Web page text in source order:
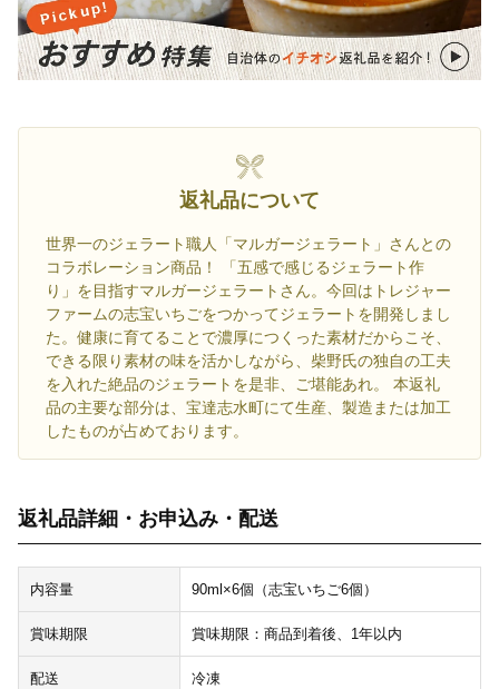
返礼品について
世界一のジェラート職人「マルガージェラート」さんとの
コラボレーション商品！ 「五感で感じるジェラート作
り」を目指すマルガージェラートさん。今回はトレジャー
ファームの志宝いちごをつかってジェラートを開発しまし
た。健康に育てることで濃厚につくった素材だからこそ、
できる限り素材の味を活かしながら、柴野氏の独自の工夫
を入れた絶品のジェラートを是非、ご堪能あれ。 本返礼
品の主要な部分は、宝達志水町にて生産、製造または加工
したものが占めております。
返礼品詳細・お申込み・配送
内容量 90ml×6個（志宝いちご6個）
賞味期限 賞味期限：商品到着後、1年以内
配送 冷凍